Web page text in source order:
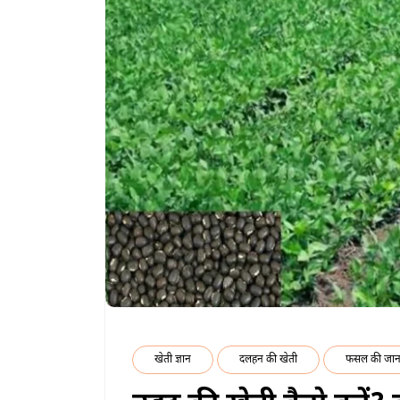
खेती ज्ञान दलहन की खेती फसल की